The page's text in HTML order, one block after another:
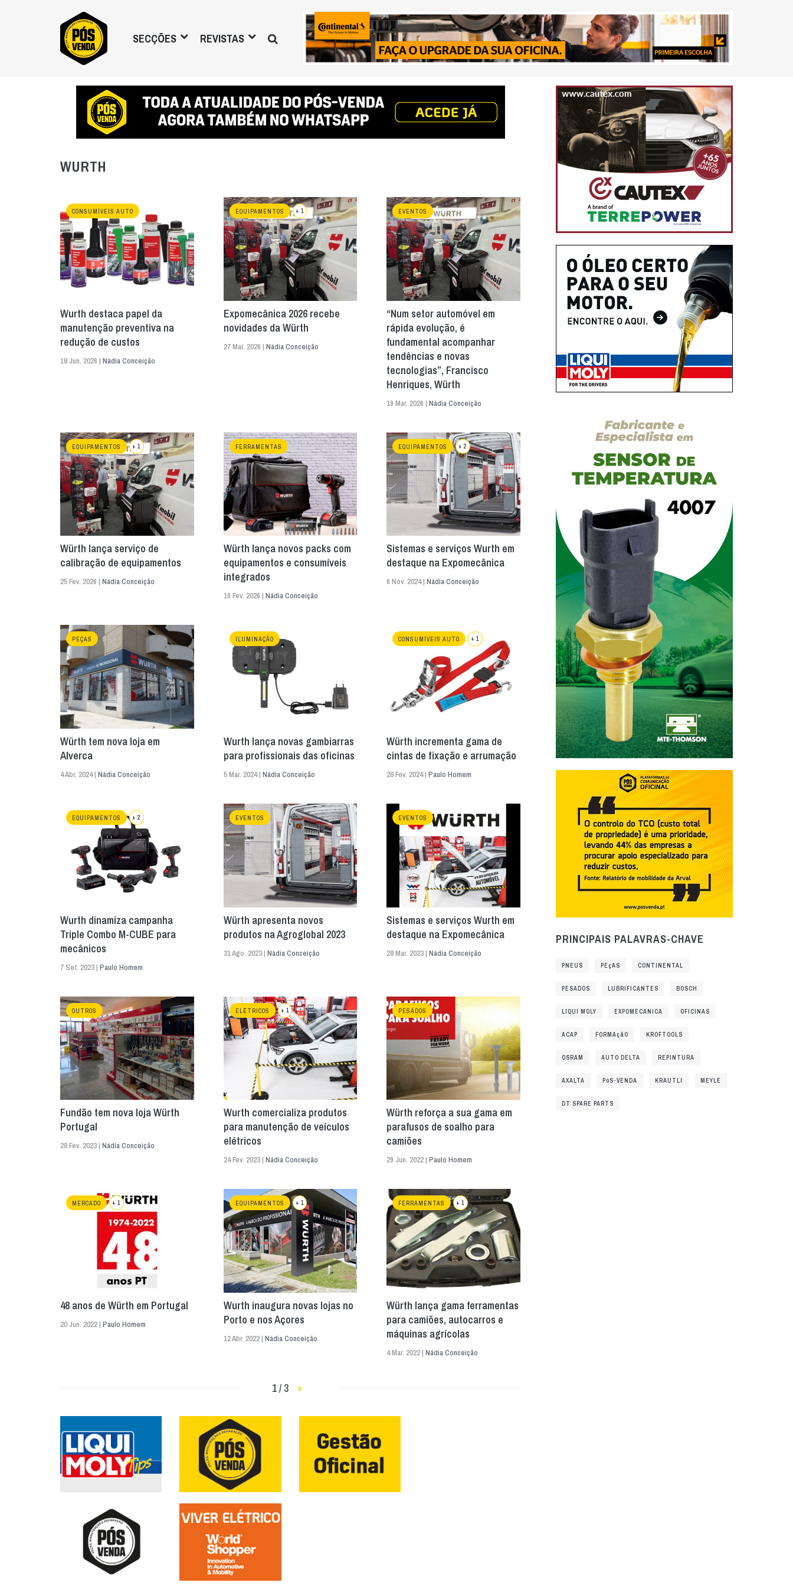
SECÇÕES REVISTAS
WURTH
CONSUMÍVEIS AUTO
Wurth destaca papel da
manutenção preventiva na
redução de custos
18 Jun. 2026 | Nádia Conceição
EQUIPAMENTOS + 1
Expomecânica 2026 recebe
novidades da Würth
27 Mai. 2026 | Nádia Conceição
EVENTOS
“Num setor automóvel em
rápida evolução, é
fundamental acompanhar
tendências e novas
tecnologias”, Francisco
Henriques, Würth
19 Mar. 2026 |Nádia Conceição
EQUIPAMENTOS + 1
Würth lança serviço de
calibração de equipamentos
25 Fev. 2026 | Nádia Conceição
FERRAMENTAS
Würth lança novos packs com
equipamentos e consumíveis
integrados
16 Fev. 2026 | Nádia Conceição
EQUIPAMENTOS + 2
Sistemas e serviços Wurth em
destaque na Expomecânica
6 Nov. 2024 |Nádia Conceição
PEÇAS
Würth tem nova loja em
Alverca
4 Abr. 2024 | Nádia Conceição
ILUMINAÇÃO
Wurth lança novas gambiarras
para profissionais das oficinas
5 Mar. 2024 | Nádia Conceição
CONSUMÍVEIS AUTO + 1
Würth incrementa gama de
cintas de fixação e arrumação
28 Fev. 2024 |Paulo Homem
EQUIPAMENTOS + 2
Wurth dinamiza campanha
Triple Combo M-CUBE para
mecânicos
7 Set. 2023 | Paulo Homem
EVENTOS
Würth apresenta novos
produtos na Agroglobal 2023
31 Ago. 2023 | Nádia Conceição
EVENTOS
Sistemas e serviços Wurth em
destaque na Expomecânica
28 Mar. 2023 |Nádia Conceição
OUTROS
Fundão tem nova loja Würth
Portugal
28 Fev. 2023 | Nádia Conceição
ELÉTRICOS + 1
Wurth comercializa produtos
para manutenção de veículos
elétricos
24 Fev. 2023 | Nádia Conceição
PESADOS
Würth reforça a sua gama em
parafusos de soalho para
camiões
29 Jun. 2022 |Paulo Homem
MERCADO + 1
48 anos de Würth em Portugal
20 Jun. 2022 | Paulo Homem
EQUIPAMENTOS + 1
Wurth inaugura novas lojas no
Porto e nos Açores
12 Abr. 2022 | Nádia Conceição
FERRAMENTAS + 1
Würth lança gama ferramentas
para camiões, autocarros e
máquinas agrícolas
4 Mar. 2022 |Nádia Conceição
1 / 3
PRINCIPAIS PALAVRAS-CHAVE
PNEUS PEçAS CONTINENTAL
PESADOS LUBRIFICANTES BOSCH
LIQUI MOLY EXPOMECANICA OFICINAS
ACAP FORMAçãO KROFTOOLS
OSRAM AUTO DELTA REPINTURA
AXALTA PóS-VENDA KRAUTLI MEYLE
DT SPARE PARTS